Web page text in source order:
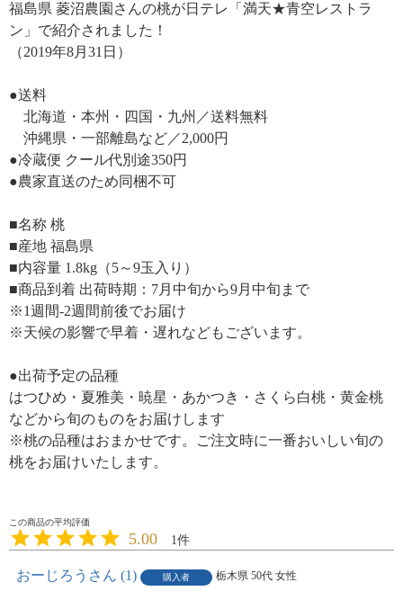
福島県 菱沼農園さんの桃が日テレ「満天★青空レストラ
ン」で紹介されました！
（2019年8月31日）
●送料
北海道・本州・四国・九州／送料無料
沖縄県・一部離島など／2,000円
●冷蔵便 クール代別途350円
●農家直送のため同梱不可
■名称 桃
■産地 福島県
■内容量 1.8kg（5～9玉入り）
■商品到着 出荷時期：7月中旬から9月中旬まで
※1週間-2週間前後でお届け
※天候の影響で早着・遅れなどもございます。
●出荷予定の品種
はつひめ・夏雅美・暁星・あかつき・さくら白桃・黄金桃
などから旬のものをお届けします
※桃の品種はおまかせです。ご注文時に一番おいしい旬の
桃をお届けいたします。
5.00 1
おーじろう 1 購入者 栃木県 50代 女性